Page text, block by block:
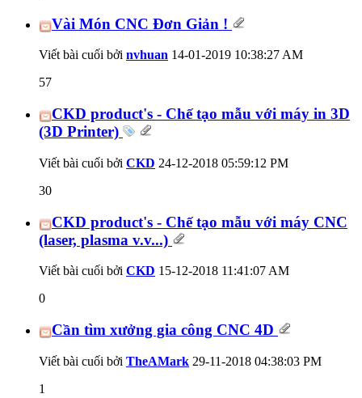
Vài Món CNC Đơn Giản !
Viết bài cuối bởi nvhuan 14-01-2019 10:38:27 AM
57
CKD product's - Chế tạo mẫu với máy in 3D
(3D Printer)
Viết bài cuối bởi CKD 24-12-2018 05:59:12 PM
30
CKD product's - Chế tạo mẫu với máy CNC
(laser, plasma v.v...)
Viết bài cuối bởi CKD 15-12-2018 11:41:07 AM
0
Cần tìm xưởng gia công CNC 4D
Viết bài cuối bởi TheAMark 29-11-2018 04:38:03 PM
1